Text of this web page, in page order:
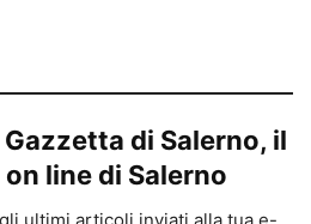
di Salerno, il
line di Salerno